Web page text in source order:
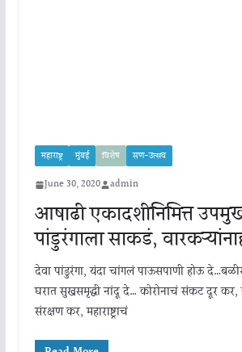
महाराष्ट्र मुंबई विशेष सण-उत्सव
June 30, 2020 admin
आषाढी एकादशीनिमित्त
पांडुरंगाला साकडं,
देवा पांडुरंगा, यंदा चांगलं पाऊसपाणी होऊ
घरात सुखसमृद्धी नांदू दे… कोरोनाचं संकट दूर कर,
संरक्षण कर, महाराष्ट्राचं